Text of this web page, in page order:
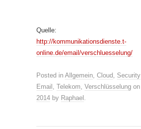
Quelle:
http://kommunikationsdienste.t-
online.de/email/verschluesselung/
Posted in Allgemein, Cloud, Security
Email , Telekom, Verschlüsselung on
2014 by Raphael .